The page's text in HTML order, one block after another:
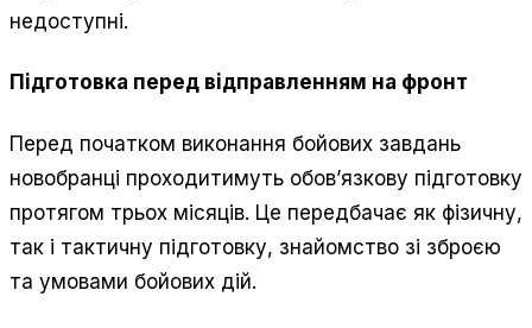
недоступні.
Підготовка перед відправленням на фронт
Перед початком виконання бойових завдань
новобранці проходитимуть обов’язкову підготовку
протягом трьох місяців. Це передбачає як фізичну,
так і тактичну підготовку, знайомство зі зброєю
та умовами бойових дій.